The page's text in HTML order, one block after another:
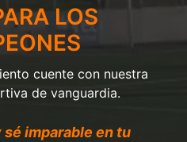
LOS
cuente con nuestra
de vanguardia.
sé imparable en tu